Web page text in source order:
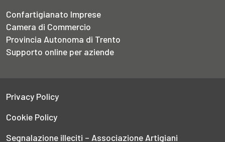
Confartigianato Imprese
Camera di Commercio
Provincia Autonoma di Trento
Supporto online per aziende
Privacy Policy
Cookie Policy
Segnalazione illeciti – Associazione Artigiani